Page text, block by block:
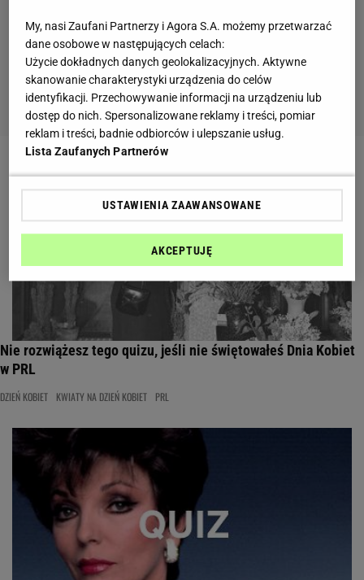
Nie rozwiążesz tego quizu, jeśli nie świętowałeś Dnia Kobiet
w PRL
DZIEŃ KOBIET KWIATY NA DZIEŃ KOBIET PRL
My, nasi Zaufani Partnerzy i Agora S.A. możemy przetwarzać
dane osobowe w następujących celach:
Użycie dokładnych danych geolokalizacyjnych. Aktywne
skanowanie charakterystyki urządzenia do celów
identyfikacji. Przechowywanie informacji na urządzeniu lub
dostęp do nich. Spersonalizowane reklamy i treści, pomiar
reklam i treści, badnie odbiorców i ulepszanie usług.
Lista Zaufanych Partnerów
USTAWIENIA ZAAWANSOWANE
AKCEPTUJĘ